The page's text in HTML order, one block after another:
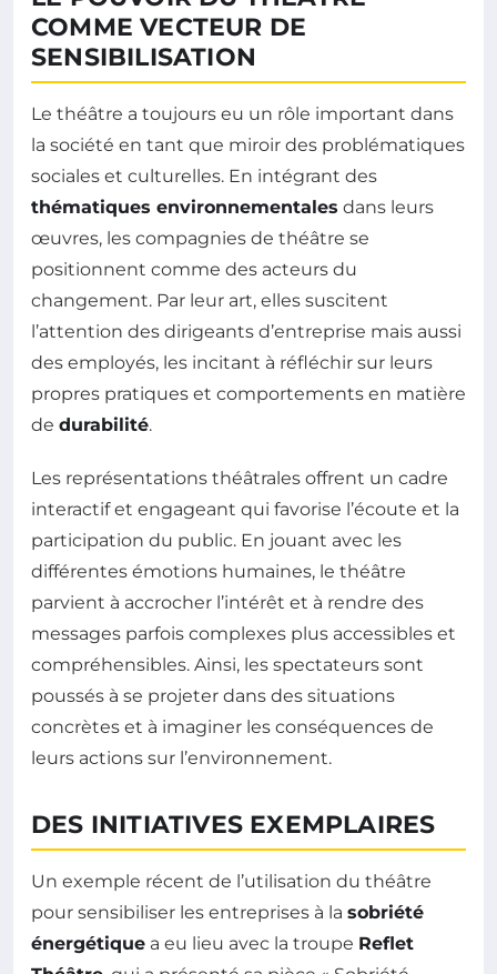
COMME VECTEUR DE
SENSIBILISATION
Le théâtre a toujours eu un rôle important dans
la société en tant que miroir des problématiques
sociales et culturelles. En intégrant des
thématiques environnementales dans leurs
œuvres, les compagnies de théâtre se
positionnent comme des acteurs du
changement. Par leur art, elles suscitent
l’attention des dirigeants d’entreprise mais aussi
des employés, les incitant à réfléchir sur leurs
propres pratiques et comportements en matière
de durabilité.
Les représentations théâtrales offrent un cadre
interactif et engageant qui favorise l’écoute et la
participation du public. En jouant avec les
différentes émotions humaines, le théâtre
parvient à accrocher l’intérêt et à rendre des
messages parfois complexes plus accessibles et
compréhensibles. Ainsi, les spectateurs sont
poussés à se projeter dans des situations
concrètes et à imaginer les conséquences de
leurs actions sur l’environnement.
DES INITIATIVES EXEMPLAIRES
Un exemple récent de l’utilisation du théâtre
pour sensibiliser les entreprises à la sobriété
énergétique a eu lieu avec la troupe Reflet